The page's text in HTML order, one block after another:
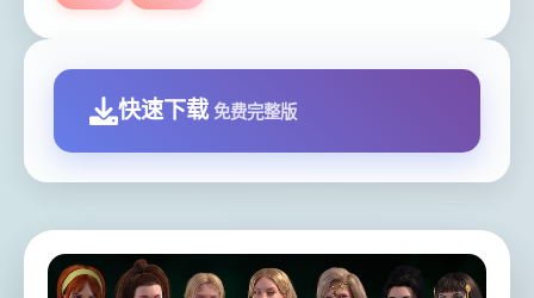
快速下载 免费完整版